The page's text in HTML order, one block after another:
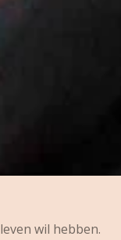
wil hebben.